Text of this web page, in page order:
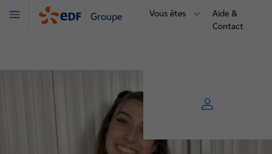
Groupe Vous êtes
Aide &
Contact
Menu